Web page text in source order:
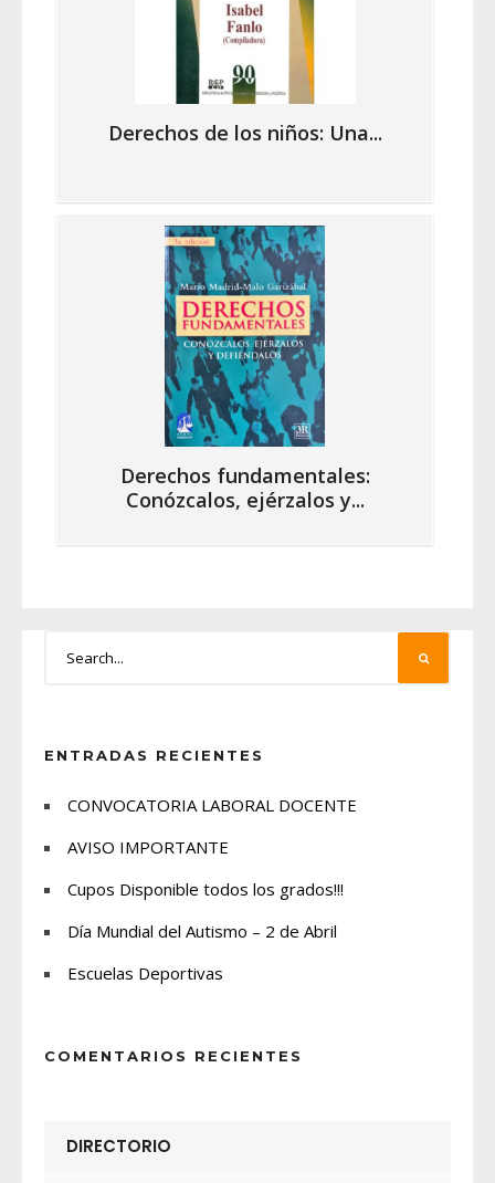
Derechos de los niños: Una...
Derechos fundamentales:
Conózcalos, ejérzalos y...
ENTRADAS RECIENTES
CONVOCATORIA LABORAL DOCENTE
AVISO IMPORTANTE
Cupos Disponible todos los grados!!!
Día Mundial del Autismo – 2 de Abril
Escuelas Deportivas
COMENTARIOS RECIENTES
DIRECTORIO